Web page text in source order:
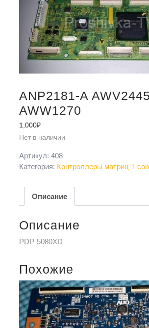
ANP2181-A
AWW1270
1,000₽
Нет в наличии
Артикул: 408
Категория: Контроллеры матриц T-con
Описание
Описание
PDP-5080XD
Похожие